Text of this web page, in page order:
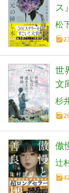
ス
松
世
文
杉
傲
辻